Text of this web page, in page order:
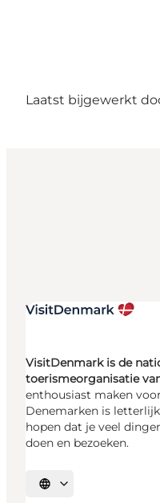
Laatst bijgewerkt
VisitDenmark is de
toerismeorganisatie
enthousiast maken
Denemarken is
hopen dat je veel
doen en bezoeken.
Selecteer taal